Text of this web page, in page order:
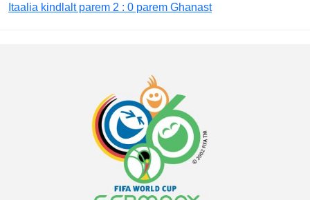
Itaalia kindlalt parem 2 : 0 parem Ghanast